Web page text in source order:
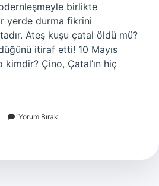
birlikte
yerde durma fikrini
Ateş kuşu çatal öldü mü?
itiraf etti! 10 Mayıs
Çino, Çatal’ın hiç
Yorum Bırak